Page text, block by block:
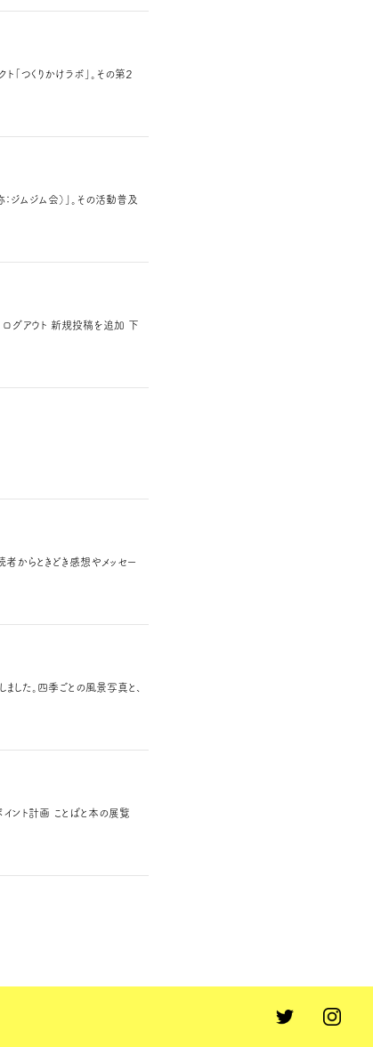
つくりかけラボ」。その第２
ジムジム会）」。その活動普及
グアウト 新規投稿を追加 下
からときどき感想やメッセー
した。四季ごとの風景写真と、
ント計画 ことばと本の展覧